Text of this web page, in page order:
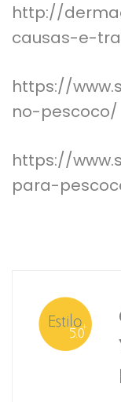
http://
causas-e-
https://
no-pescoco/
https://
para-